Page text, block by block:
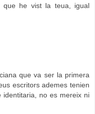
que he vist la teua, igual
que va ser la primera
escritors ademes tenien
identitaria, no es mereix ni